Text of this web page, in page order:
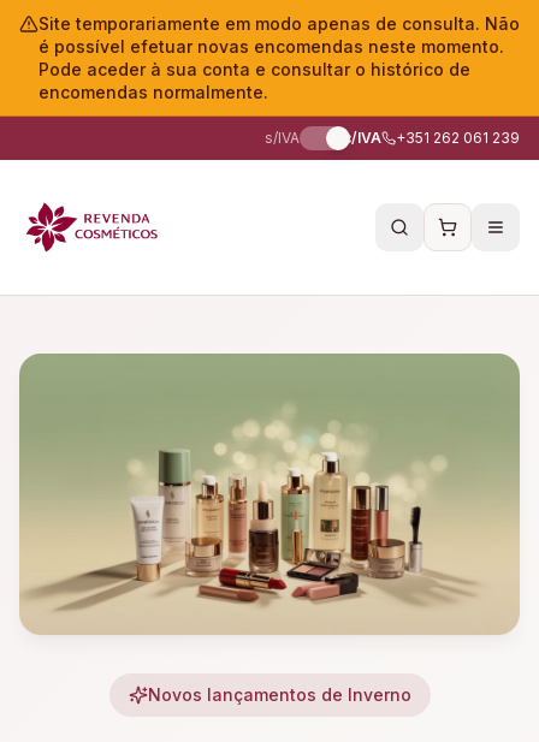
Site temporariamente em modo apenas de consulta. Não
é possível efetuar novas encomendas neste momento.
Pode aceder à sua conta e consultar o histórico de
encomendas normalmente.
s/IVA c/IVA +351 262 061 239
Novos lançamentos de Inverno